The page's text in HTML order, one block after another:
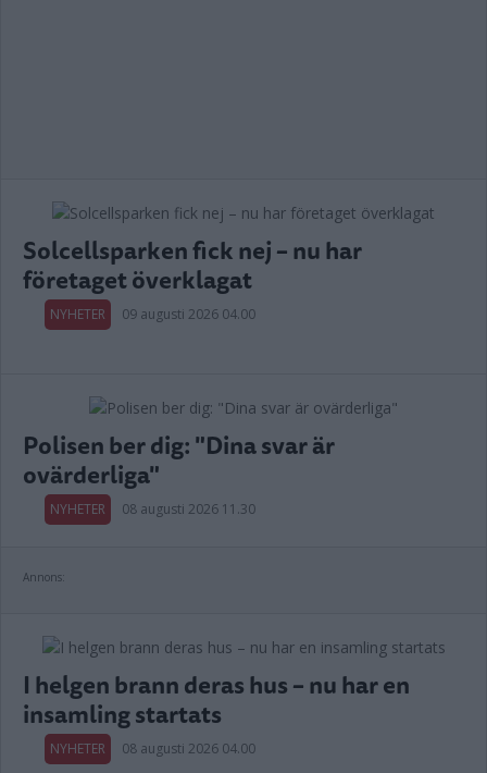
Solcellsparken fick nej – nu har
företaget överklagat
NYHETER 09 augusti 2026 04.00
Polisen ber dig: "Dina svar är
ovärderliga"
NYHETER 08 augusti 2026 11.30
Annons:
I helgen brann deras hus – nu har en
insamling startats
NYHETER 08 augusti 2026 04.00